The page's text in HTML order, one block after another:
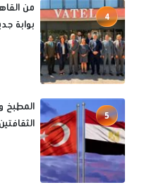
4
من
بوابة
5
المطبخ